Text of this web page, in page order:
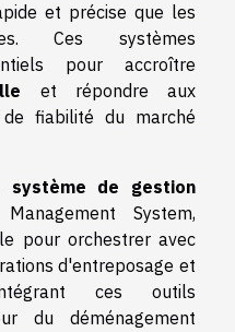
et précise que les
Ces systèmes
pour accroître
et répondre aux
fiabilité du marché
système de gestion
System,
pour orchestrer avec
d'entreposage et
ces outils
du déménagement